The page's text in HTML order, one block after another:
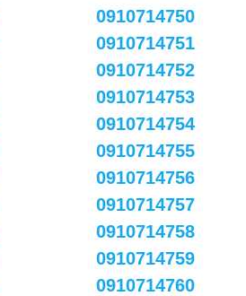
0910714750
0910714751
0910714752
0910714753
0910714754
0910714755
0910714756
0910714757
0910714758
0910714759
0910714760